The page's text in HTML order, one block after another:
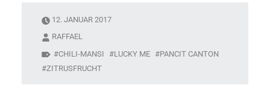
12. JANUAR 2017
RAFFAEL
CHILI-MANSI
LUCKY ME
PANCIT CANTON
ZITRUSFRUCHT